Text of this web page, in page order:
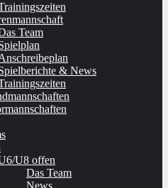
Team
& News
U8 offen
Das Team
News